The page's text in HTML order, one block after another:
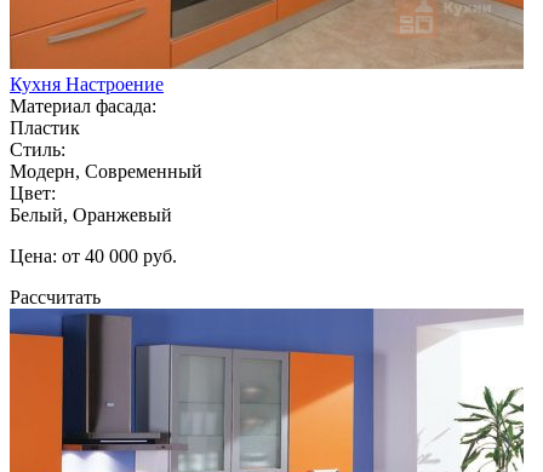
Кухня Настроение
Материал фасада:
Пластик
Стиль:
Модерн, Современный
Цвет:
Белый, Оранжевый
Цена: от 40 000 руб.
Рассчитать